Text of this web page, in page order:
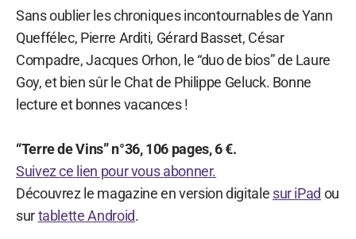
Sans oublier les chroniques incontournables de Yann
Queffélec, Pierre Arditi, Gérard Basset, César
Compadre, Jacques Orhon, le “duo de bios” de Laure
Goy, et bien sûr le Chat de Philippe Geluck. Bonne
lecture et bonnes vacances !
“Terre de Vins” n°36, 106 pages, 6 €.
Suivez ce lien pour vous abonner.
Découvrez le magazine en version digitale sur iPad ou
surtablette Android.